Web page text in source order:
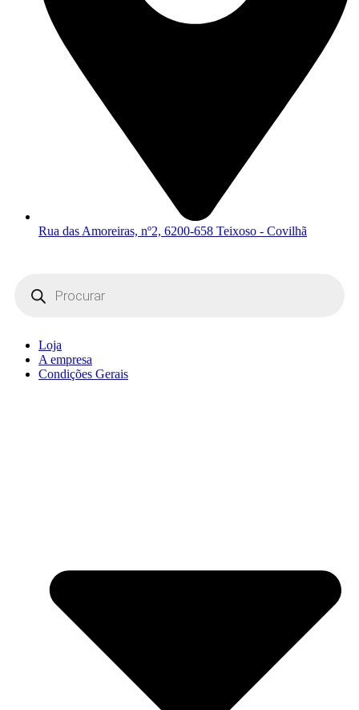
Rua das Amoreiras, nº2, 6200-658 Teixoso - Covilhã
search
Loja
A empresa
Condições Gerais